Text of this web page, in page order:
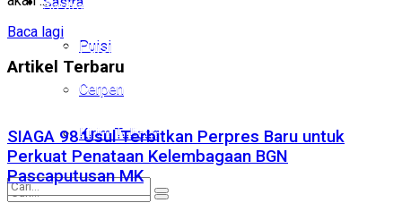
Puisi
Cerpen
Kirim Tulisan
Sastra
Puisi
Cerpen
Kirim Tulisan
Baca lagi
Artikel Terbaru
SIAGA 98 Usul Terbitkan Perpres Baru untuk
Perkuat Penataan Kelembagaan BGN
Pascaputusan MK